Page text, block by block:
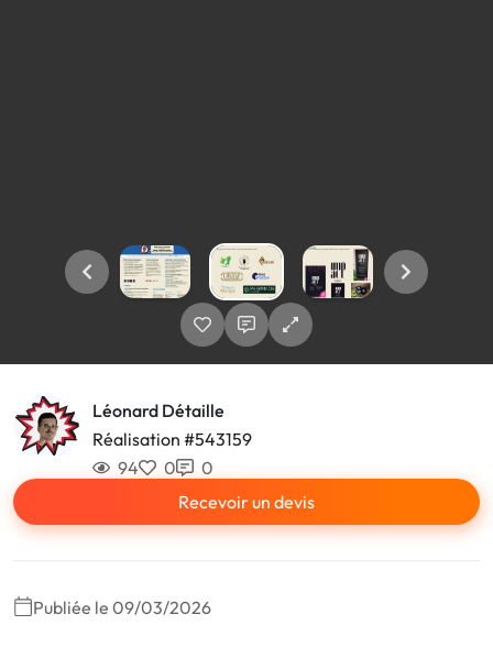
Léonard Détaille
Réalisation #543159
94
0
0
Recevoir un devis
Publiée le 09/03/2026